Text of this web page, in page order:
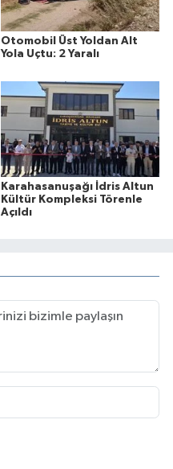
Otomobil Üst Yoldan Alt
Yola Uçtu: 2 Yaralı
Karahasanuşağı İdris Altun
Kültür Kompleksi Törenle
Açıldı